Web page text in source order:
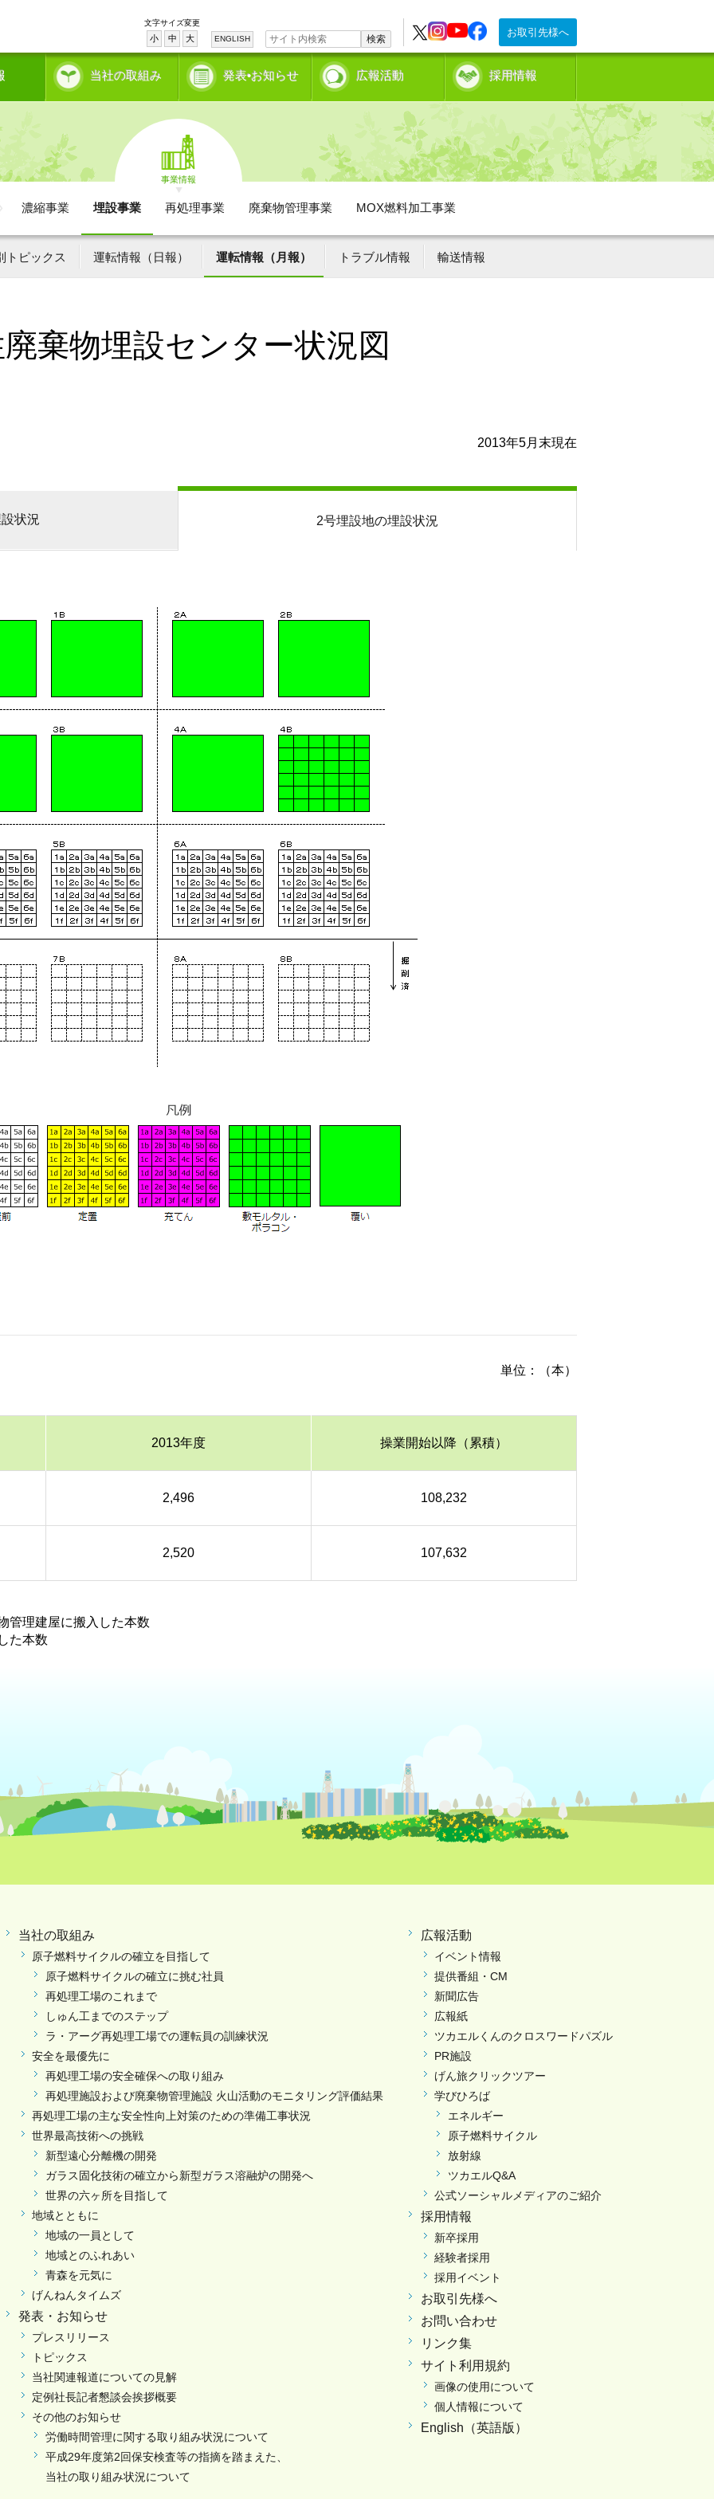
お取引先様へ
検索
文字サイズ変更
小 中 大 ENGLISH
当社の取組み 発表•お知らせ 広報活動 採用情報
事業情報
濃縮事業 埋設事業 再処理事業 廃棄物管理事業 MOX燃料加工事業
トピックス 運転情報（日報） 運転情報（月報） トラブル情報 輸送情報
棄物埋設センター状況図
2013年5月末現在
状況 2号埋設地の埋設状況
単位：（本）
2013年度 操業開始以降（累積）
2,496 108,232
2,520 107,632
管理建屋に搬入した本数
た本数
当社の取組み
原子燃料サイクルの確立を目指して
原子燃料サイクルの確立に挑む社員
再処理工場のこれまで
しゅん工までのステップ
ラ・アーグ再処理工場での運転員の訓練状況
安全を最優先に
再処理工場の安全確保への取り組み
再処理施設および廃棄物管理施設 火山活動のモニタリング評価結果
再処理工場の主な安全性向上対策のための準備工事状況
世界最高技術への挑戦
新型遠心分離機の開発
ガラス固化技術の確立から新型ガラス溶融炉の開発へ
世界の六ヶ所を目指して
地域とともに
地域の一員として
地域とのふれあい
青森を元気に
げんねんタイムズ
発表・お知らせ
プレスリリース
トピックス
当社関連報道についての見解
定例社長記者懇談会挨拶概要
その他のお知らせ
労働時間管理に関する取り組み状況について
平成29年度第2回保安検査等の指摘を踏まえた、
当社の取り組み状況について
広報活動
イベント情報
提供番組・CM
新聞広告
広報紙
ツカエルくんのクロスワードパズル
PR施設
げん旅クリックツアー
学びひろば
エネルギー
原子燃料サイクル
放射線
ツカエルQ&A
公式ソーシャルメディアのご紹介
採用情報
新卒採用
経験者採用
採用イベント
お取引先様へ
お問い合わせ
リンク集
サイト利用規約
画像の使用について
個人情報について
English（英語版）